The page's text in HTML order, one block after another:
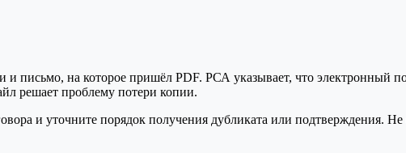
и письмо, на которое пришёл PDF. РСА указывает, что электронный
решает проблему потери копии.
и уточните порядок получения дубликата или подтверждения.